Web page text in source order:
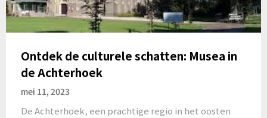
Ontdek de culturele schatten: Musea in
de Achterhoek
mei 11, 2023
De Achterhoek, een prachtige regio in het oosten